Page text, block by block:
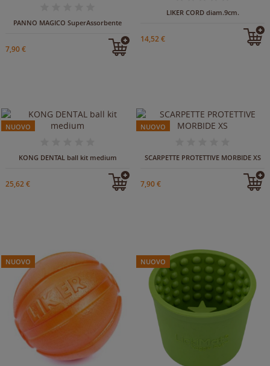
PANNO MAGICO SuperAssorbente
7,90 €
LIKER CORD diam.9cm.
14,52 €
NUOVO
KONG DENTAL ball kit medium
25,62 €
NUOVO
SCARPETTE PROTETTIVE MORBIDE XS
7,90 €
NUOVO NUOVO